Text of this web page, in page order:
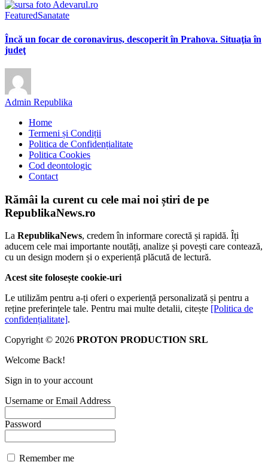
FeaturedSanatate
Încă un focar de coronavirus, descoperit în Prahova. Situaţia în
judeţ
Admin Republika
Home
Termeni și Condiții
Politica de Confidențialitate
Politica Cookies
Cod deontologic
Contact
Rămâi la curent cu cele mai noi știri de pe
RepublikaNews.ro
La RepublikaNews, credem în informare corectă și rapidă. Îți
aducem cele mai importante noutăți, analize și povești care contează,
cu un design modern și o experiență plăcută de lectură.
Acest site folosește cookie-uri
Le utilizăm pentru a-ți oferi o experiență personalizată și pentru a
reține preferințele tale. Pentru mai multe detalii, citește [Politica de
confidențialitate].
Copyright © 2026 PROTON PRODUCTION SRL
Welcome Back!
Sign in to your account
Username or Email Address
Password
Remember me